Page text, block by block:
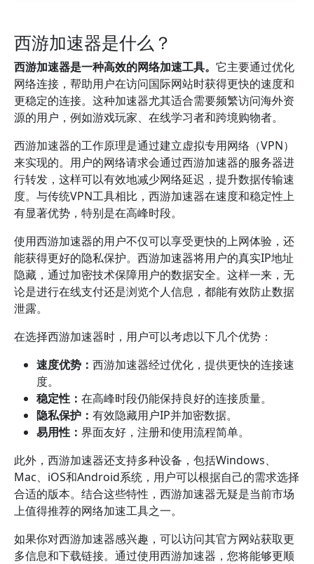
西游加速器是什么？
西游加速器是一种高效的网络加速工具。 它主要通过优化
网络连接，帮助用户在访问国际网站时获得更快的速度和
更稳定的连接。这种加速器尤其适合需要频繁访问海外资
源的用户，例如游戏玩家、在线学习者和跨境购物者。
西游加速器的工作原理是通过建立虚拟专用网络（VPN）
来实现的。用户的网络请求会通过西游加速器的服务器进
行转发，这样可以有效地减少网络延迟，提升数据传输速
度。与传统VPN工具相比，西游加速器在速度和稳定性上
有显著优势，特别是在高峰时段。
使用西游加速器的用户不仅可以享受更快的上网体验，还
能获得更好的隐私保护。西游加速器将用户的真实IP地址
隐藏，通过加密技术保障用户的数据安全。这样一来，无
论是进行在线支付还是浏览个人信息，都能有效防止数据
泄露。
在选择西游加速器时，用户可以考虑以下几个优势：
速度优势： 西游加速器经过优化，提供更快的连接速
度。
稳定性： 在高峰时段仍能保持良好的连接质量。
隐私保护： 有效隐藏用户IP并加密数据。
易用性： 界面友好，注册和使用流程简单。
此外，西游加速器还支持多种设备，包括Windows、
Mac、iOS和Android系统，用户可以根据自己的需求选择
合适的版本。结合这些特性，西游加速器无疑是当前市场
上值得推荐的网络加速工具之一。
如果你对西游加速器感兴趣，可以访问其官方网站获取更
多信息和下载链接。通过使用西游加速器，您将能够更顺